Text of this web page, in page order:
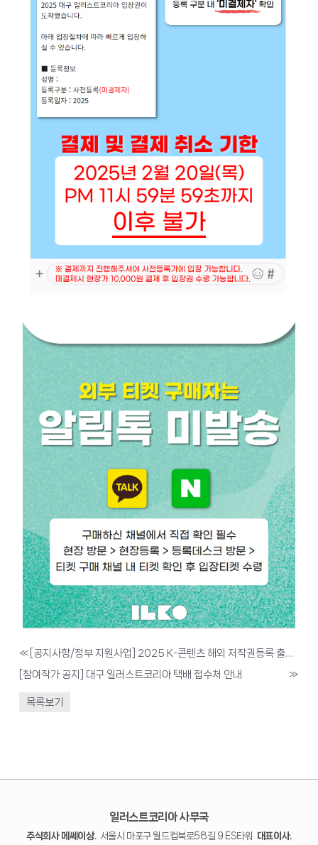
«
[공지사항/정부 지원사업] 2025 K-콘텐츠 해외 저작권등록·출원 지원 대상기업 모집 공고
[참여작가 공지] 대구 일러스트코리아 택배 접수처 안내
»
목록보기
일러스트코리아 사무국
주식회사 메쎄이상.서울시 마포구 월드컵북로58길 9 ES타워 대표이사.